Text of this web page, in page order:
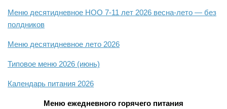
Меню десятидневное НОО 7-11 лет 2026 весна-лето — без
полдников
Меню десятидневное лето 2026
Типовое меню 2026 (июнь)
Календарь питания 2026
Меню ежедневного горячего питания